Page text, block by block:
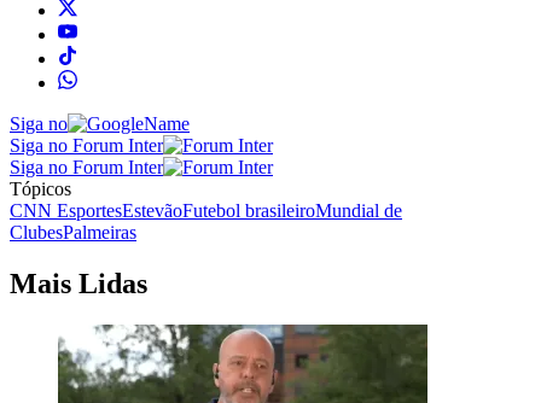
Siga no
Siga no Forum Inter
Siga no Forum Inter
Tópicos
CNN EsportesEstevãoFutebol brasileiroMundial de
ClubesPalmeiras
Mais Lidas